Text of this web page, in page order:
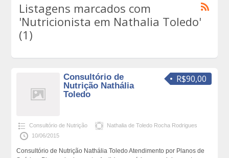
Listagens marcados com
'Nutricionista em Nathalia Toledo'
(1)
R$90,00
Consultório de
Nutrição Nathália
Toledo
Consultório de Nutrição
Nathalia de Toledo Rocha Rodrigues
10/06/2015
Consultório de Nutrição Nathália Toledo Atendimento por Planos de